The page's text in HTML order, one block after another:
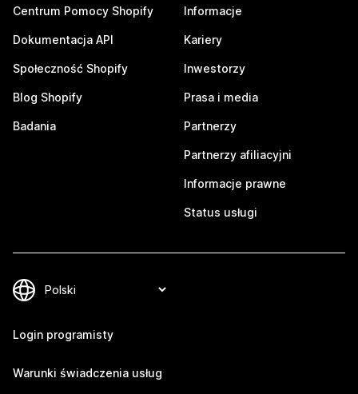
Centrum Pomocy Shopify
Dokumentacja API
Społeczność Shopify
Blog Shopify
Badania
Informacje
Kariery
Inwestorzy
Prasa i media
Partnerzy
Partnerzy afiliacyjni
Informacje prawne
Status usługi
Login programisty
Warunki świadczenia usług